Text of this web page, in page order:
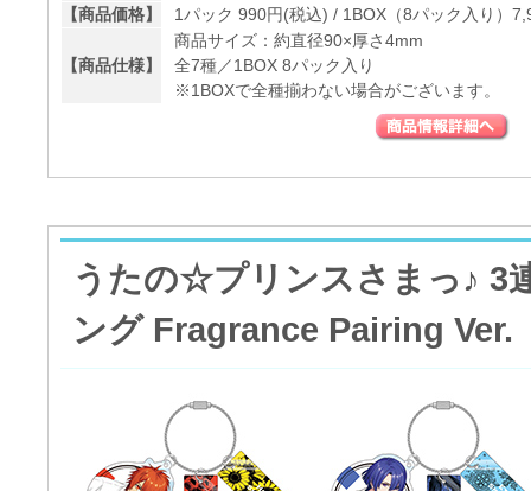
【商品価格】
1パック 990円(税込) / 1BOX（8パック入り）
【商品仕様】
商品サイズ：約直径90×厚さ4mm
全7種／1BOX 8パック入り
※1BOXで全種揃わない場合がございます。
うたの☆プリンスさまっ♪ 3
ング Fragrance Pairing Ver.